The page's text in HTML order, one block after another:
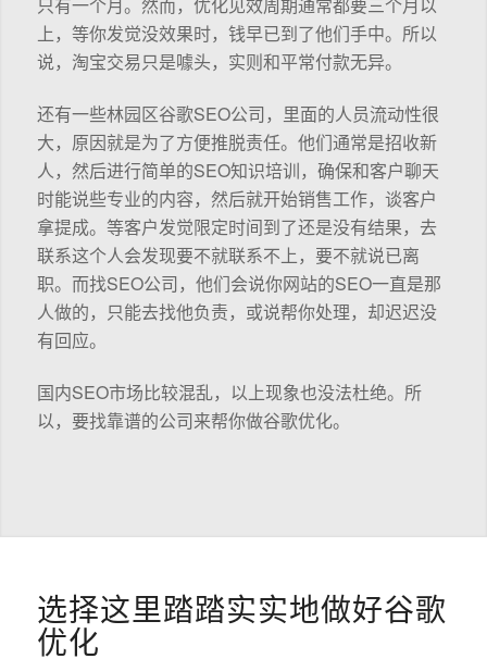
上，等你发觉没效果时，钱早已到了他们手中。所以
说，淘宝交易只是噱头，实则和平常付款无异。
还有一些林园区谷歌SEO公司，里面的人员流动性很
大，原因就是为了方便推脱责任。他们通常是招收新
人，然后进行简单的SEO知识培训，确保和客户聊天
时能说些专业的内容，然后就开始销售工作，谈客户
拿提成。等客户发觉限定时间到了还是没有结果，去
联系这个人会发现要不就联系不上，要不就说已离
职。而找SEO公司，他们会说你网站的SEO一直是那
人做的，只能去找他负责，或说帮你处理，却迟迟没
有回应。
国内SEO市场比较混乱，以上现象也没法杜绝。所
以，要找靠谱的公司来帮你做谷歌优化。
选择这里踏踏实实地做好谷歌
优化